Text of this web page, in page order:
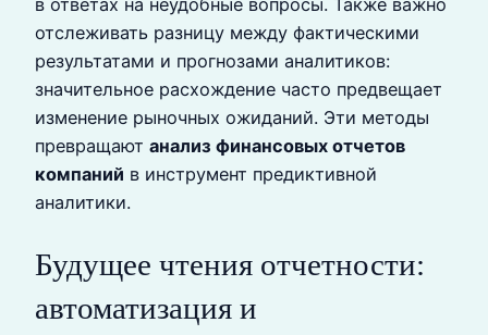
в ответах на неудобные вопросы. Также важно
отслеживать разницу между фактическими
результатами и прогнозами аналитиков:
значительное расхождение часто предвещает
изменение рыночных ожиданий. Эти методы
превращают анализ финансовых отчетов
компаний в инструмент предиктивной
аналитики.
Будущее чтения отчетности:
автоматизация и